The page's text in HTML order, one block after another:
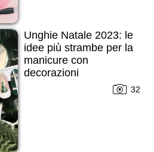
Unghie Natale 2023: le
idee più strambe per la
manicure con
decorazioni
32